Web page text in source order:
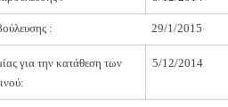
: 29/1/2015
για την κατάθεση των
5/12/2014